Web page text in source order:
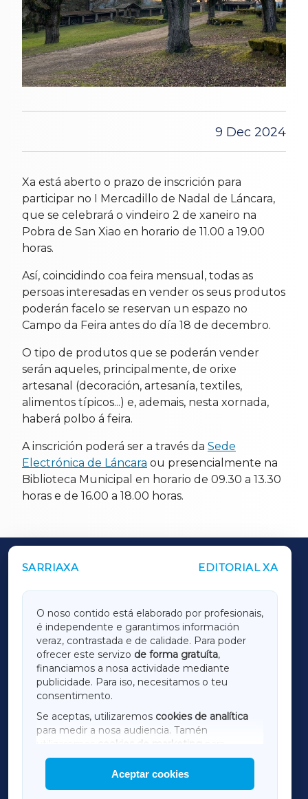
9 Dec 2024
Xa está aberto o prazo de inscrición para
participar no I Mercadillo de Nadal de Láncara,
que se celebrará o vindeiro 2 de xaneiro na
Pobra de San Xiao en horario de 11.00 a 19.00
horas.
Así, coincidindo coa feira mensual, todas as
persoas interesadas en vender os seus produtos
poderán facelo se reservan un espazo no
Campo da Feira antes do día 18 de decembro.
O tipo de produtos que se poderán vender
serán aqueles, principalmente, de orixe
artesanal (decoración, artesanía, textiles,
alimentos típicos...) e, ademais, nesta xornada,
haberá polbo á feira.
A inscrición poderá ser a través da Sede
Electrónica de Láncara ou presencialmente na
Biblioteca Municipal en horario de 09.30 a 13.30
horas e de 16.00 a 18.00 horas.
SARRIAXA EDITORIAL XA
O noso contido está elaborado por profesionais,
é independente e garantimos información
veraz, contrastada e de calidade. Para poder
ofrecer este servizo de forma gratuíta,
financiamos a nosa actividade mediante
publicidade. Para iso, necesitamos o teu
consentimento.
Se aceptas, utilizaremos cookies de analítica
para medir a nosa audiencia. Tamén
utilizaremos
cookies de marketing
mostrar publicidade de terceiros.
Así mesmo, podes personalizar a elección das
cookies que desexas permitir.
Aceptar cookies
OUTROS PERIÓDICOS
LUGOXA
TERRACHAXA
AMARIÑAXA
RIBEIRASACRAXA